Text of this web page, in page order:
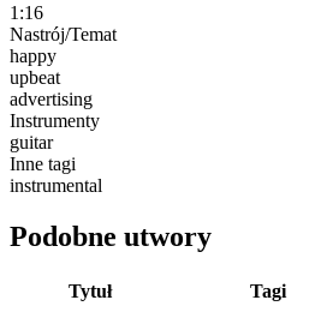
1:16
Nastrój/Temat
happy
upbeat
advertising
Instrumenty
guitar
Inne tagi
instrumental
Podobne utwory
Tytuł Tagi